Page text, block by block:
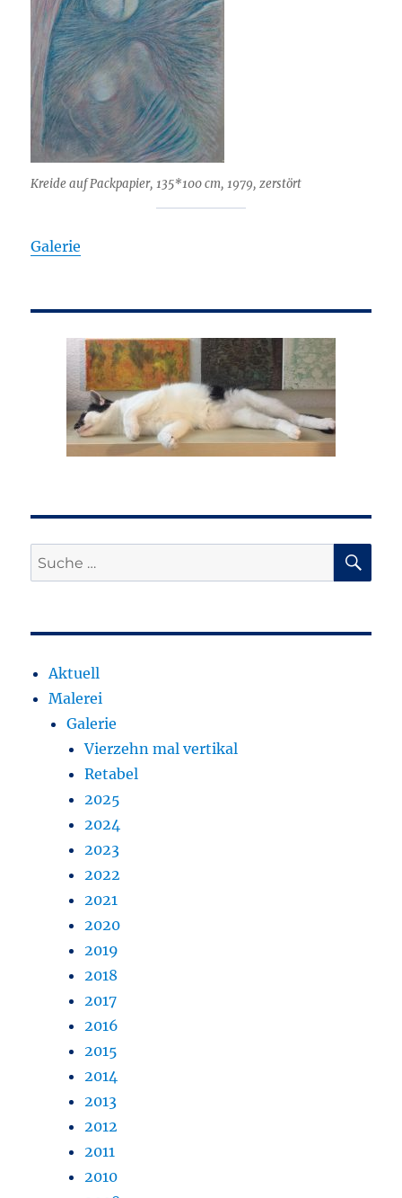
Kreide auf Packpapier, 135*100 cm, 1979, zerstört
Galerie
Suche
nach:
Aktuell
Malerei
Galerie
Vierzehn mal vertikal
Retabel
2025
2024
2023
2022
2021
2020
2019
2018
2017
2016
2015
2014
2013
2012
2011
2010